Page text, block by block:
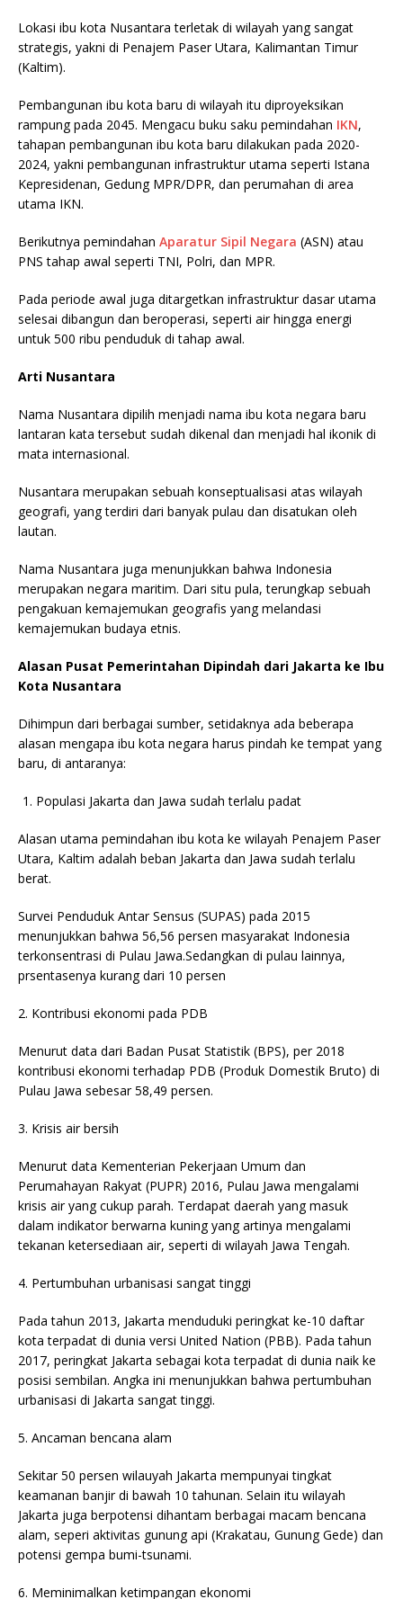
Lokasi ibu kota Nusantara terletak di wilayah yang sangat
strategis, yakni di Penajem Paser Utara, Kalimantan Timur
(Kaltim).
Pembangunan ibu kota baru di wilayah itu diproyeksikan
rampung pada 2045. Mengacu buku saku pemindahan IKN,
tahapan pembangunan ibu kota baru dilakukan pada 2020-
2024, yakni pembangunan infrastruktur utama seperti Istana
Kepresidenan, Gedung MPR/DPR, dan perumahan di area
utama IKN.
Berikutnya pemindahan Aparatur Sipil Negara (ASN) atau
PNS tahap awal seperti TNI, Polri, dan MPR.
Pada periode awal juga ditargetkan infrastruktur dasar utama
selesai dibangun dan beroperasi, seperti air hingga energi
untuk 500 ribu penduduk di tahap awal.
Arti Nusantara
Nama Nusantara dipilih menjadi nama ibu kota negara baru
lantaran kata tersebut sudah dikenal dan menjadi hal ikonik di
mata internasional.
Nusantara merupakan sebuah konseptualisasi atas wilayah
geografi, yang terdiri dari banyak pulau dan disatukan oleh
lautan.
Nama Nusantara juga menunjukkan bahwa Indonesia
merupakan negara maritim. Dari situ pula, terungkap sebuah
pengakuan kemajemukan geografis yang melandasi
kemajemukan budaya etnis.
Alasan Pusat Pemerintahan Dipindah dari Jakarta ke Ibu
Kota Nusantara
Dihimpun dari berbagai sumber, setidaknya ada beberapa
alasan mengapa ibu kota negara harus pindah ke tempat yang
baru, di antaranya:
Populasi Jakarta dan Jawa sudah terlalu padat
Alasan utama pemindahan ibu kota ke wilayah Penajem Paser
Utara, Kaltim adalah beban Jakarta dan Jawa sudah terlalu
berat.
Survei Penduduk Antar Sensus (SUPAS) pada 2015
menunjukkan bahwa 56,56 persen masyarakat Indonesia
terkonsentrasi di Pulau Jawa.Sedangkan di pulau lainnya,
prsentasenya kurang dari 10 persen
2. Kontribusi ekonomi pada PDB
Menurut data dari Badan Pusat Statistik (BPS), per 2018
kontribusi ekonomi terhadap PDB (Produk Domestik Bruto) di
Pulau Jawa sebesar 58,49 persen.
3. Krisis air bersih
Menurut data Kementerian Pekerjaan Umum dan
Perumahayan Rakyat (PUPR) 2016, Pulau Jawa mengalami
krisis air yang cukup parah. Terdapat daerah yang masuk
dalam indikator berwarna kuning yang artinya mengalami
tekanan ketersediaan air, seperti di wilayah Jawa Tengah.
4. Pertumbuhan urbanisasi sangat tinggi
Pada tahun 2013, Jakarta menduduki peringkat ke-10 daftar
kota terpadat di dunia versi United Nation (PBB). Pada tahun
2017, peringkat Jakarta sebagai kota terpadat di dunia naik ke
posisi sembilan. Angka ini menunjukkan bahwa pertumbuhan
urbanisasi di Jakarta sangat tinggi.
5. Ancaman bencana alam
Sekitar 50 persen wilauyah Jakarta mempunyai tingkat
keamanan banjir di bawah 10 tahunan. Selain itu wilayah
Jakarta juga berpotensi dihantam berbagai macam bencana
alam, seperi aktivitas gunung api (Krakatau, Gunung Gede) dan
potensi gempa bumi-tsunami.
6. Meminimalkan ketimpangan ekonomi